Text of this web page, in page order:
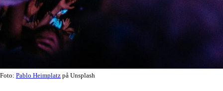
Foto: Pablo Heimplatz på Unsplash